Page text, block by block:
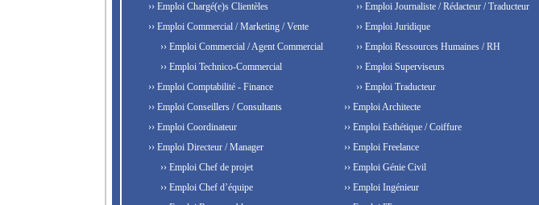
›› Emploi Chargé(e)s Clientèles
›› Emploi Commercial / Marketing / Vente
›› Emploi Commercial / Agent Commercial
›› Emploi Technico-Commercial
›› Emploi Comptabilité - Finance
›› Emploi Conseillers / Consultants
›› Emploi Coordinateur
›› Emploi Directeur / Manager
›› Emploi Chef de projet
›› Emploi Chef d’équipe
›› Emploi Journaliste / Rédacteur / Traducteur
›› Emploi Juridique
›› Emploi Ressources Humaines / RH
›› Emploi Superviseurs
›› Emploi Traducteur
›› Emploi Architecte
›› Emploi Esthétique / Coiffure
›› Emploi Freelance
›› Emploi Génie Civil
›› Emploi Ingénieur